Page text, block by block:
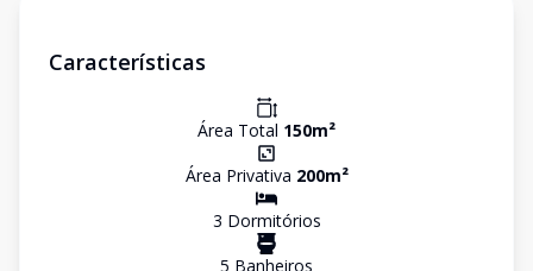
Características
Área Total 150m²
Área Privativa 200m²
3 Dormitórios
5 Banheiros